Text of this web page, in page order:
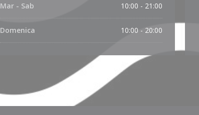
Mar - Sab 10:00 - 21:00
Domenica 10:00 - 20:00